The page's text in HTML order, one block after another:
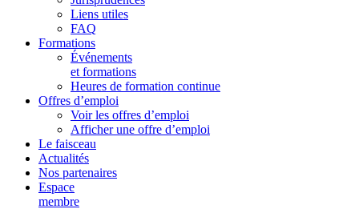
Liens utiles
FAQ
Formations
Événements
et formations
Heures de formation continue
Offres d’emploi
Voir les offres d’emploi
Afficher une offre d’emploi
Le faisceau
Actualités
Nos partenaires
Espace
membre